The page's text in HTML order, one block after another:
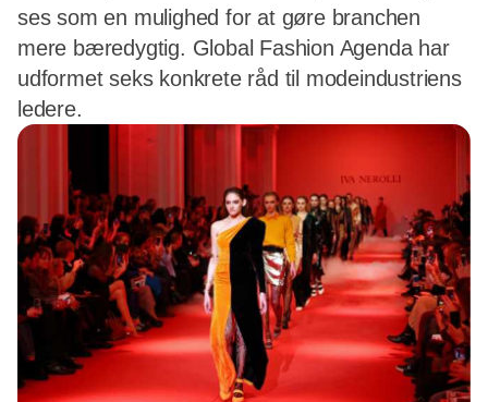
ses som en mulighed for at gøre branchen
mere bæredygtig. Global Fashion Agenda har
udformet seks konkrete råd til modeindustriens
ledere.